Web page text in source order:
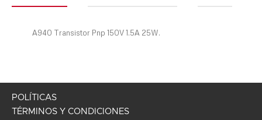
A940 Transistor Pnp 150V 1.5A 25W.
POLÍTICAS
TÉRMINOS Y CONDICIONES